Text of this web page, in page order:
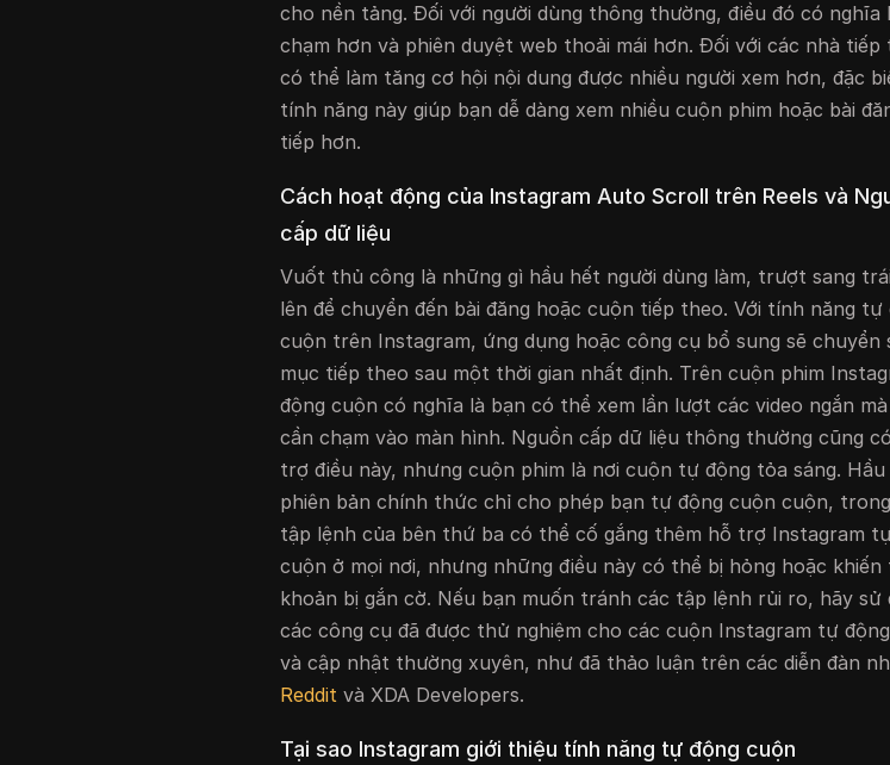
cho nền tảng. Đối với người dùng thông thường, điều đó có nghĩa
chạm hơn và phiên duyệt web thoải mái hơn. Đối với các nhà tiếp
có thể làm tăng cơ hội nội dung được nhiều người xem hơn, đặc
tính năng này giúp bạn dễ dàng xem nhiều cuộn phim hoặc bài
tiếp hơn.
Cách hoạt động của Instagram Auto Scroll trên Reels và
cấp dữ liệu
Vuốt thủ công là những gì hầu hết người dùng làm, trượt sang
lên để chuyển đến bài đăng hoặc cuộn tiếp theo. Với tính năng tự
cuộn trên Instagram, ứng dụng hoặc công cụ bổ sung sẽ chuyển
mục tiếp theo sau một thời gian nhất định. Trên cuộn phim
động cuộn có nghĩa là bạn có thể xem lần lượt các video ngắn
cần chạm vào màn hình. Nguồn cấp dữ liệu thông thường cũng
trợ điều này, nhưng cuộn phim là nơi cuộn tự động tỏa sáng.
phiên bản chính thức chỉ cho phép bạn tự động cuộn cuộn,
tập lệnh của bên thứ ba có thể cố gắng thêm hỗ trợ Instagram
cuộn ở mọi nơi, nhưng những điều này có thể bị hỏng hoặc khiến
khoản bị gắn cờ. Nếu bạn muốn tránh các tập lệnh rủi ro, hãy sử
các công cụ đã được thử nghiệm cho các cuộn Instagram tự
và cập nhật thường xuyên, như đã thảo luận trên các diễn đàn
Reddit và XDA Developers.
Tại sao Instagram giới thiệu tính năng tự động cuộn